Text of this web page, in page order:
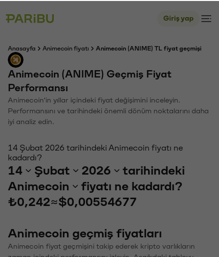
Giriş yap
Anasayfa Animecoin fiyatı Animecoin (ANIME) TL fiyat geçmişi
Animecoin (ANIME) Geçmiş Fiyat
Performansı
Animecoin'in yıllar içindeki fiyat değişimini inceleyin.
Performansını ve tarihindeki önemli dönüm noktalarını daha
iyi analiz edin.
14 Şubat 2026 tarihindeki Animecoin fiyatı ne
kadardı?
14 Şubat 2026
tarihindeki
Animecoin
fiyatı ne kadardı?
₺0,242≈$0,00554677
Animecoin geçmiş fiyatları
Animecoin fiyat geçmişini takip ederek kripto varlıkların